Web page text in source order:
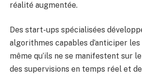
réalité augmentée.
Des start-ups spécialisées
algorithmes capables d’anticiper
même qu’ils ne se manifestent sur
des supervisions en temps réel et